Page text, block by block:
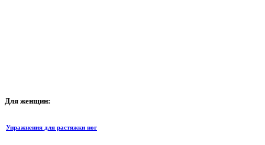
Для женщин:
Упражнения для растяжки ног